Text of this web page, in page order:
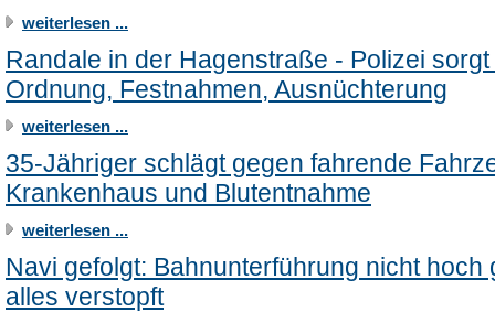
weiterlesen ...
Randale in der Hagenstraße - Polizei sorgt
Ordnung, Festnahmen, Ausnüchterung
weiterlesen ...
35-Jähriger schlägt gegen fahrende
Krankenhaus und Blutentnahme
weiterlesen ...
Navi gefolgt: Bahnunterführung nicht hoch
alles verstopft